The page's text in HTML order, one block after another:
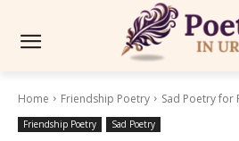
Home Friendship Poetry Sad Poetry for
Friendship Poetry Sad Poetry